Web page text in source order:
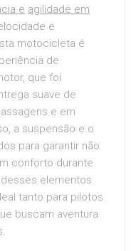
e agilidade em
e
motocicleta é
de
que foi
suave de
e em
a suspensão e o
para garantir não
conforto durante
elementos
tanto para pilotos
buscam aventura